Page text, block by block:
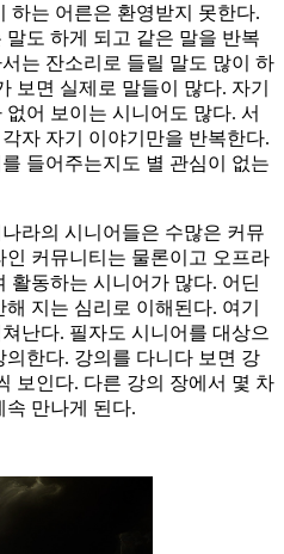
하는 어른은 환영받지 못한다.
도 하게 되고 같은 말을 반복
는 잔소리로 들릴 말도 많이 하
보면 실제로 말들이 많다. 자기
어 보이는 시니어도 많다. 서
자 자기 이야기만을 반복한다.
들어주는지도 별 관심이 없는
라의 시니어들은 수많은 커뮤
커뮤니티는 물론이고 오프라
활동하는 시니어가 많다. 어딘
지는 심리로 이해된다. 여기
난다. 필자도 시니어를 대상으
한다. 강의를 다니다 보면 강
보인다. 다른 강의 장에서 몇 차
속 만나게 된다.